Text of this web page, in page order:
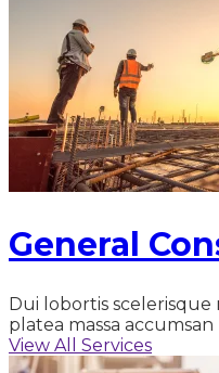
General
Dui lobortis
platea massa accumsan
View All Services